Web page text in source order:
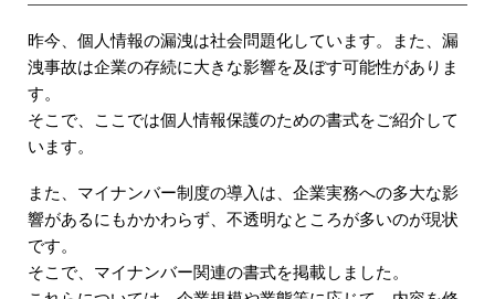
昨今、個人情報の漏洩は社会問題化しています。また、漏
洩事故は企業の存続に大きな影響を及ぼす可能性がありま
す。
そこで、ここでは個人情報保護のための書式をご紹介して
います。
また、マイナンバー制度の導入は、企業実務への多大な影
響があるにもかかわらず、不透明なところが多いのが現状
です。
そこで、マイナンバー関連の書式を掲載しました。